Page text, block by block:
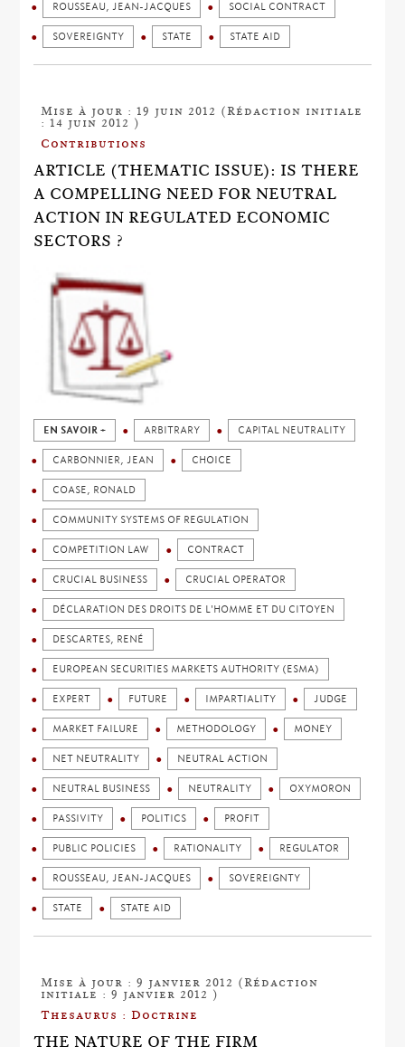
ROUSSEAU, JEAN-JACQUES SOCIAL CONTRACT
SOVEREIGNTY STATE STATE AID
Mise à jour : 19 juin 2012 (Rédaction initiale
: 14 juin 2012 )
Contributions
ARTICLE (THEMATIC ISSUE): IS THERE
A COMPELLING NEED FOR NEUTRAL
ACTION IN REGULATED ECONOMIC
SECTORS ?
EN SAVOIR + ARBITRARY CAPITAL NEUTRALITY
CARBONNIER, JEAN CHOICE
COASE, RONALD
COMMUNITY SYSTEMS OF REGULATION
COMPETITION LAW CONTRACT
CRUCIAL BUSINESS CRUCIAL OPERATOR
DÉCLARATION DES DROITS DE L'HOMME ET DU CITOYEN
DESCARTES, RENÉ
EUROPEAN SECURITIES MARKETS AUTHORITY (ESMA)
EXPERT FUTURE IMPARTIALITY JUDGE
MARKET FAILURE METHODOLOGY MONEY
NET NEUTRALITY NEUTRAL ACTION
NEUTRAL BUSINESS NEUTRALITY OXYMORON
PASSIVITY POLITICS PROFIT
PUBLIC POLICIES RATIONALITY REGULATOR
ROUSSEAU, JEAN-JACQUES SOVEREIGNTY
STATE STATE AID
Mise à jour : 9 janvier 2012 (Rédaction
initiale : 9 janvier 2012 )
Thesaurus : Doctrine
THE NATURE OF THE FIRM